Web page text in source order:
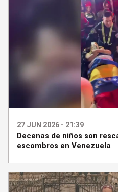
27 JUN 2026 - 21:39
Decenas de niños son
escombros en Venezuela